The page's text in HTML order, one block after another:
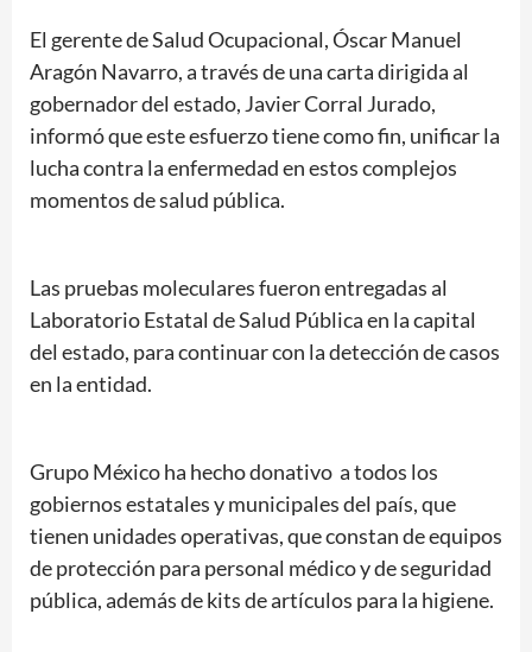
El gerente de Salud Ocupacional, Óscar Manuel
Aragón Navarro, a través de una carta dirigida al
gobernador del estado, Javier Corral Jurado,
informó que este esfuerzo tiene como fin, unificar la
lucha contra la enfermedad en estos complejos
momentos de salud pública.
Las pruebas moleculares fueron entregadas al
Laboratorio Estatal de Salud Pública en la capital
del estado, para continuar con la detección de casos
en la entidad.
Grupo México ha hecho donativo a todos los
gobiernos estatales y municipales del país, que
tienen unidades operativas, que constan de equipos
de protección para personal médico y de seguridad
pública, además de kits de artículos para la higiene.